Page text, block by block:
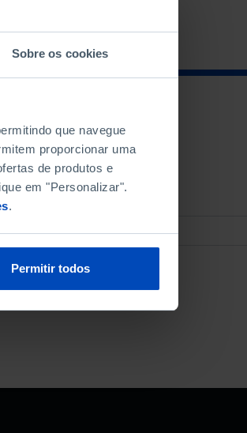
Sobre os cookies
que navegue
proporcionar uma
de produtos e
em "Personalizar".
.
Permitir todos
ORDENAR POR